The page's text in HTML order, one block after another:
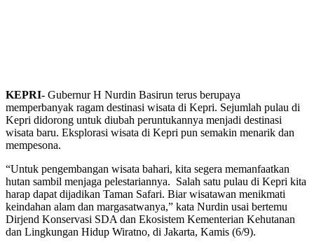
KEPRI- Gubernur H Nurdin Basirun terus berupaya
memperbanyak ragam destinasi wisata di Kepri. Sejumlah pulau di
Kepri didorong untuk diubah peruntukannya menjadi destinasi
wisata baru. Eksplorasi wisata di Kepri pun semakin menarik dan
mempesona.
“Untuk pengembangan wisata bahari, kita segera memanfaatkan
hutan sambil menjaga pelestariannya. Salah satu pulau di Kepri kita
harap dapat dijadikan Taman Safari. Biar wisatawan menikmati
keindahan alam dan margasatwanya,” kata Nurdin usai bertemu
Dirjend Konservasi SDA dan Ekosistem Kementerian Kehutanan
dan Lingkungan Hidup Wiratno, di Jakarta, Kamis (6/9).